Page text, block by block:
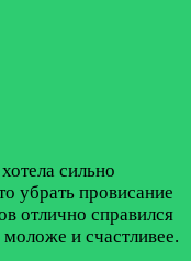
сильно
убрать провисание
отлично справился
и счастливее.